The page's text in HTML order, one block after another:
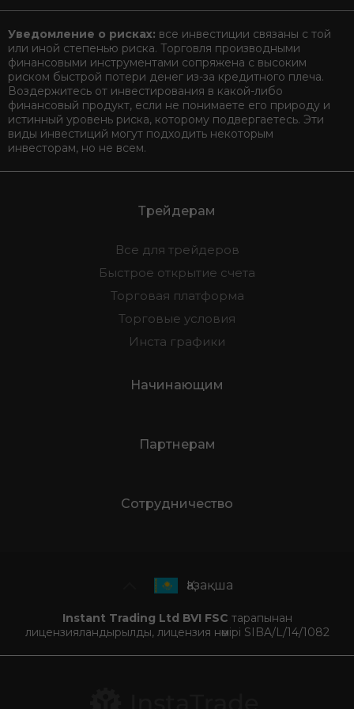
Уведомление о рисках: все инвестиции связаны с той
или иной степенью риска. Торговля производными
финансовыми инструментами сопряжена с высоким
риском быстрой потери денег из-за кредитного плеча.
Воздержитесь от инвестирования в какой-либо
финансовый продукт, если не понимаете его природу и
истинный уровень риска, которому подвергаетесь. Эти
виды инвестиций могут подходить некоторым
инвесторам, но не всем.
Трейдерам
Все для трейдеров
Быстрое открытие счета
Торговая платформа
Торговые условия
Инста графики
Начинающим
Партнерам
Сотрудничество
Қазақша
Instant Trading Ltd BVI FSC тарапынан
лицензияландырылды, лицензия нөмірі SIBA/L/14/1082